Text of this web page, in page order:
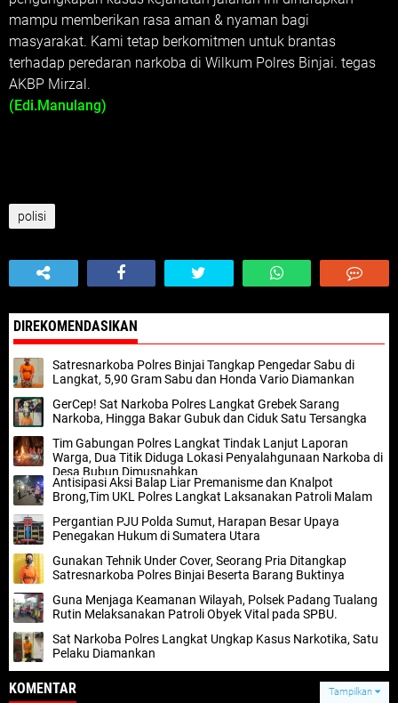
mampu memberikan rasa aman & nyaman bagi
masyarakat. Kami tetap berkomitmen untuk brantas
terhadap peredaran narkoba di Wilkum Polres Binjai. tegas
AKBP Mirzal.
(Edi.Manulang)
polisi
DIREKOMENDASIKAN
Satresnarkoba Polres Binjai Tangkap Pengedar Sabu di
Langkat, 5,90 Gram Sabu dan Honda Vario Diamankan
GerCep! Sat Narkoba Polres Langkat Grebek Sarang
Narkoba, Hingga Bakar Gubuk dan Ciduk Satu Tersangka
Tim Gabungan Polres Langkat Tindak Lanjut Laporan
Warga, Dua Titik Diduga Lokasi Penyalahgunaan Narkoba di
Desa Bubun Dimusnahkan
Antisipasi Aksi Balap Liar Premanisme dan Knalpot
Brong,Tim UKL Polres Langkat Laksanakan Patroli Malam
Pergantian PJU Polda Sumut, Harapan Besar Upaya
Penegakan Hukum di Sumatera Utara
Gunakan Tehnik Under Cover, Seorang Pria Ditangkap
Satresnarkoba Polres Binjai Beserta Barang Buktinya ‎
Guna Menjaga Keamanan Wilayah, Polsek Padang Tualang
Rutin Melaksanakan Patroli Obyek Vital pada SPBU.
Sat Narkoba Polres Langkat Ungkap Kasus Narkotika, Satu
Pelaku Diamankan
KOMENTAR Tampilkan